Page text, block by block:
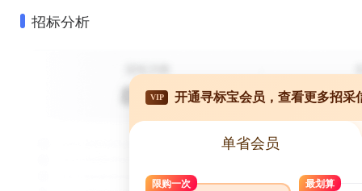
招标分析
VIP 开通寻标宝会员，查看更多招采
单省会员
限购一次 最划算